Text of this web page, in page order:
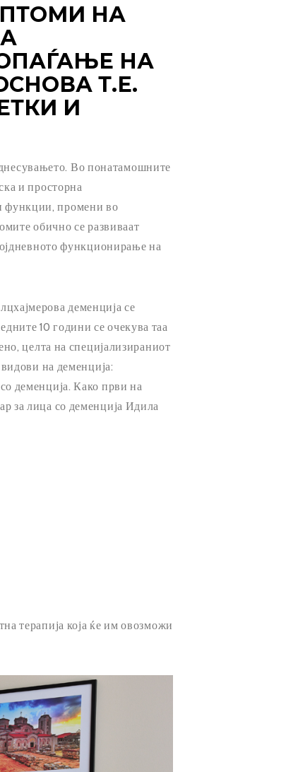
НА
НА
Т.Е.
И
Во понатамошните
и просторна
функции, промени во
обично се развиваат
функционирање на
деменција се
10 години се очекува таа
целта на специјализираниот
на деменција:
деменција. Како први на
за лица со деменција Идила
терапија која ќе им овозможи